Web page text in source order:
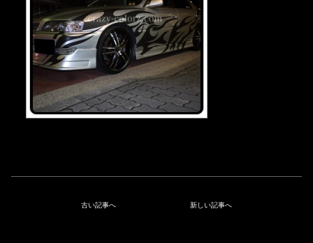
古い記事へ 新しい記事へ